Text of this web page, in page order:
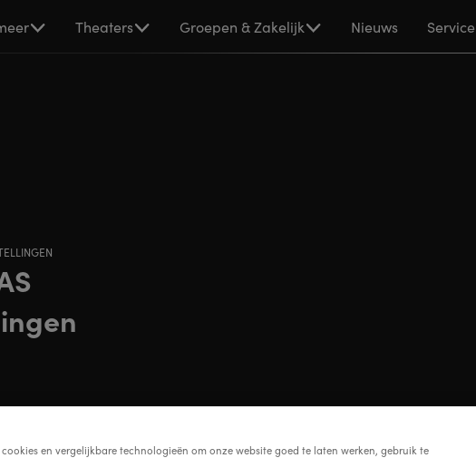
Theaters Groepen & Zakelijk Nieuws Service
en vergelijkbare technologieën om onze website goed te laten werken, gebruik te